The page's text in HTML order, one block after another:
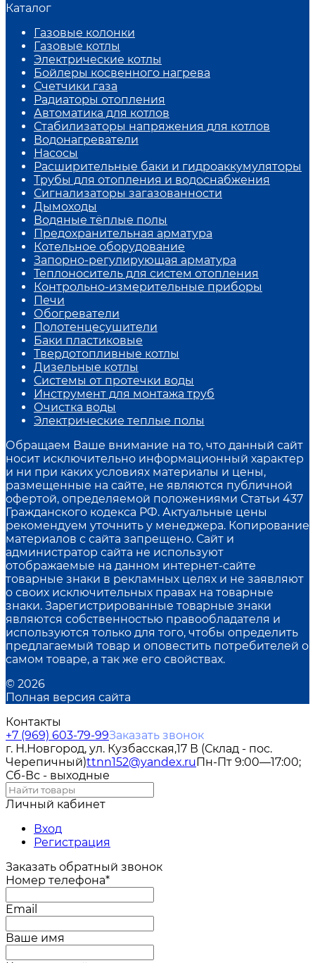
Каталог
Газовые колонки
Газовые котлы
Электрические котлы
Бойлеры косвенного нагрева
Счетчики газа
Радиаторы отопления
Автоматика для котлов
Стабилизаторы напряжения для котлов
Водонагреватели
Насосы
Расширительные баки и гидроаккумуляторы
Трубы для отопления и водоснабжения
Сигнализаторы загазованности
Дымоходы
Водяные тёплые полы
Предохранительная арматура
Котельное оборудование
Запорно-регулирующая арматура
Теплоноситель для систем отопления
Контрольно-измерительные приборы
Печи
Обогреватели
Полотенцесушители
Баки пластиковые
Твердотопливные котлы
Дизельные котлы
Системы от протечки воды
Инструмент для монтажа труб
Очистка воды
Электрические теплые полы
Обращаем Ваше внимание на то, что данный сайт
носит исключительно информационный характер
и ни при каких условиях материалы и цены,
размещенные на сайте, не являются публичной
офертой, определяемой положениями Статьи 437
Гражданского кодекса РФ. Актуальные цены
рекомендуем уточнить у менеджера. Копирование
материалов с сайта запрещено. Сайт и
администратор сайта не используют
отображаемые на данном интернет-сайте
товарные знаки в рекламных целях и не заявляют
о своих исключительных правах на товарные
знаки. Зарегистрированные товарные знаки
являются собственностью правообладателя и
используются только для того, чтобы определить
предлагаемый товар и оповестить потребителей о
самом товаре, а так же его свойствах.
© 2026
Полная версия сайта
Контакты
+7 (969) 603-79-99Заказать звонок
г. Н.Новгород, ул. Кузбасская,17 В (Склад - пос.
Черепичный)ttnn152@yandex.ruПн-Пт 9:00—17:00;
Сб-Вс - выходные
Личный кабинет
Вход
Регистрация
Заказать обратный звонок
Номер телефона*
Email
Ваше имя